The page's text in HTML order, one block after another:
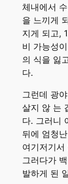
체내에서
을 느끼게
지게 되고,
비 가능성
의 식을 잃
다.
그런데 광
살지 않 는
다. 그러니
뒤에 엄청
여기저기
그러다가
발하게 된